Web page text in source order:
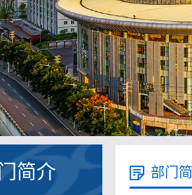
简介 部门